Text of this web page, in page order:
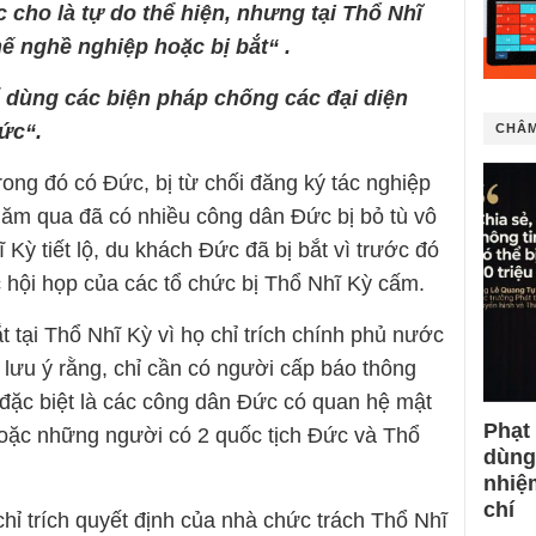
là tự do thể hiện, nhưng tại Thổ Nhĩ
nghề nghiệp hoặc bị bắt“ .
các biện pháp chống các đại diện
đó có Đức, bị từ chối đăng ký tác nghiệp
qua đã có nhiều công dân Đức bị bỏ tù vô
Kỳ tiết lộ, du khách Đức đã bị bắt vì trước đó
họp của các tổ chức bị Thổ Nhĩ Kỳ cấm.
tại Thổ Nhĩ Kỳ vì họ chỉ trích chính phủ nước
ý rằng, chỉ cần có người cấp báo thông
biệt là các công dân Đức có quan hệ mật
những người có 2 quốc tịch Đức và Thổ
trích quyết định của nhà chức trách Thổ Nhĩ
chí